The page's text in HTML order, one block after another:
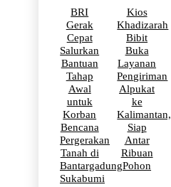
BRI
Gerak
Cepat
Salurkan
Bantuan
Tahap
Awal
untuk
Korban
Bencana
Pergerakan
Tanah di
Bantargadung
Sukabumi
Kios
Khadizarah
Bibit
Buka
Layanan
Pengiriman
Alpukat
ke
Kalimantan,
Siap
Antar
Ribuan
Pohon